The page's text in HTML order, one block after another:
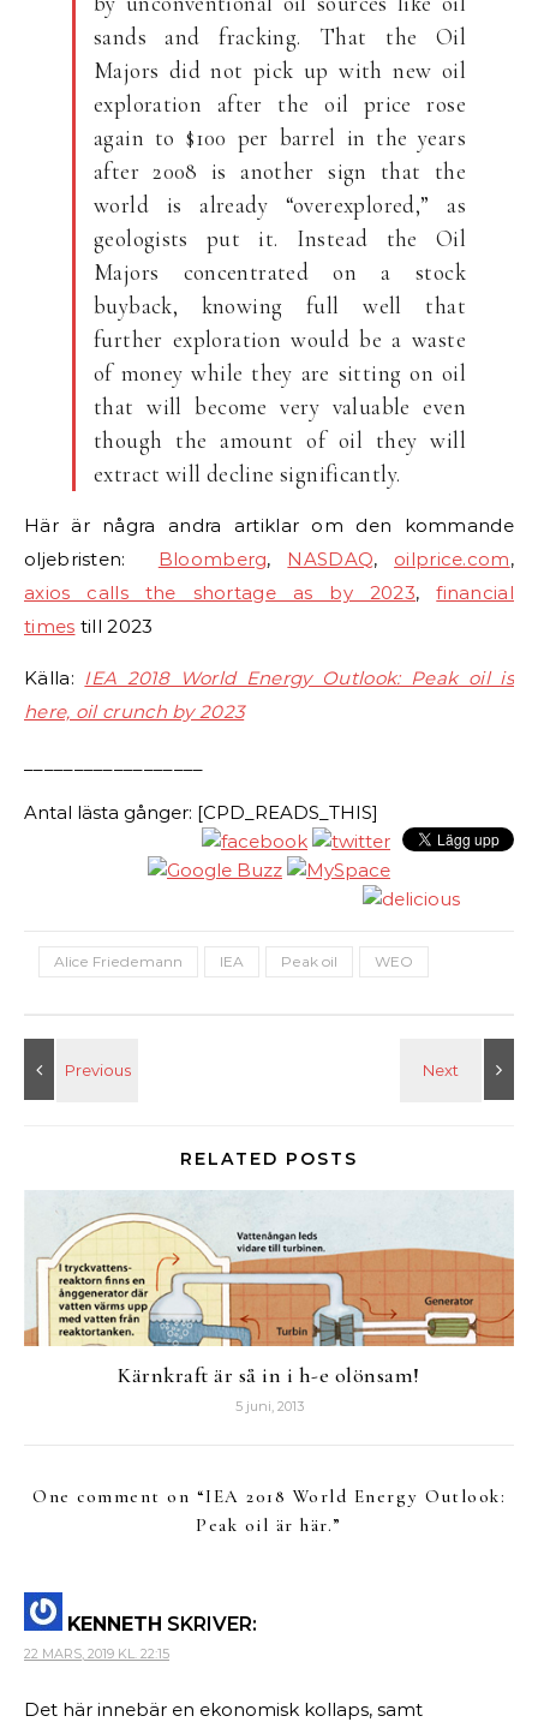
sands and fracking. That the Oil
Majors did not pick up with new oil
exploration after the oil price rose
again to $100 per barrel in the years
after 2008 is another sign that the
world is already “overexplored,” as
geologists put it. Instead the Oil
Majors concentrated on a stock
buyback, knowing full well that
further exploration would be a waste
of money while they are sitting on oil
that will become very valuable even
though the amount of oil they will
extract will decline significantly.
Här är några andra artiklar om den kommande
oljebristen: Bloomberg, NASDAQ, oilprice.com,
axios calls the shortage as by 2023,financial
times till 2023
Källa: IEA 2018 World Energy Outlook: Peak oil is
here, oil crunch by 2023
Antal lästa gånger: [CPD_READS_THIS]
Alice Friedemann IEA Peak oil WEO
RELATED POSTS
Kärnkraft är så in i h-e olönsam!
5 juni, 2013
One comment on “IEA 2018 World Energy Outlook:
Peak oil är här.”
KENNETH SKRIVER:
22 MARS, 2019 KL. 22:15
Det här innebär en ekonomisk kollaps, samt